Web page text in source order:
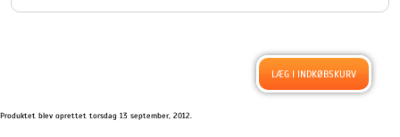
Produktet blev oprettet torsdag 13 september, 2012.